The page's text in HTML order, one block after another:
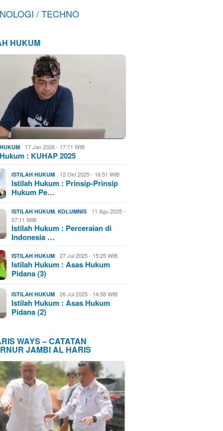
/ TECHNO
HUKUM
17 Jan 2026 - 17:11 WIB
: KUHAP 2025
ISTILAH HUKUM 12 Okt 2025 - 16:51 WIB
Istilah Hukum : Prinsip-Prinsip
Hukum Pe…
ISTILAH HUKUM ,KOLUMNIS
11 Agu 2025 -
07:11 WIB
Istilah Hukum : Perceraian di
Indonesia …
ISTILAH HUKUM 27 Jul 2025 - 15:25 WIB
Istilah Hukum : Asas Hukum
Pidana (3)
ISTILAH HUKUM 26 Jul 2025 - 14:58 WIB
Istilah Hukum : Asas Hukum
Pidana (2)
WAYS – CATATAN
JAMBI AL HARIS